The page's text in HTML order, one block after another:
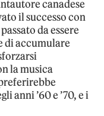
canadese
il successo con
da essere
di accumulare
la musica
anni ’60 e ’70, e i